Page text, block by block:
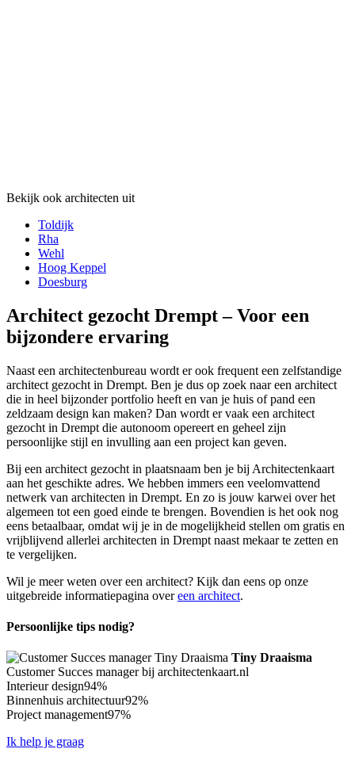
Bekijk ook architecten uit
Toldijk
Rha
Wehl
Hoog Keppel
Doesburg
Architect gezocht Drempt – Voor een
bijzondere ervaring
Naast een architectenbureau wordt er ook frequent een zelfstandige
architect gezocht in Drempt. Ben je dus op zoek naar een architect
die in heel bijzonder portfolio heeft en van je huis of pand een
zeldzaam design kan maken? Dan wordt er vaak een architect
gezocht in Drempt die autonoom opereert en geheel zijn
persoonlijke stijl en invulling aan een project kan geven.
Bij een architect gezocht in plaatsnaam ben je bij Architectenkaart
aan het geschikte adres. We hebben immers een veelomvattend
netwerk van architecten in Drempt. En zo is jouw karwei over het
algemeen tot een goed einde te brengen. Bovendien is het ook nog
eens betaalbaar, omdat wij je in de mogelijkheid stellen om gratis en
vrijblijvend allerlei architecten in Drempt naast mekaar te zetten en
te vergelijken.
Wil je meer weten over een architect? Kijk dan eens op onze
uitgebreide informatiepagina overeen architect.
Persoonlijke tips nodig?
Tiny Draaisma
Customer Succes manager bij architectenkaart.nl
Interieur design94%
Binnenhuis architectuur92%
Project management97%
Ik help je graag